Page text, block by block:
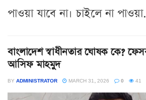
পাওয়া যাবে না। চাইলে না
বাংলাদেশ স্বাধীনতার ঘোষক কে?
আসিফ মাহমুদ
BY ADMINISTRATOR MARCH 31, 2026 0 41